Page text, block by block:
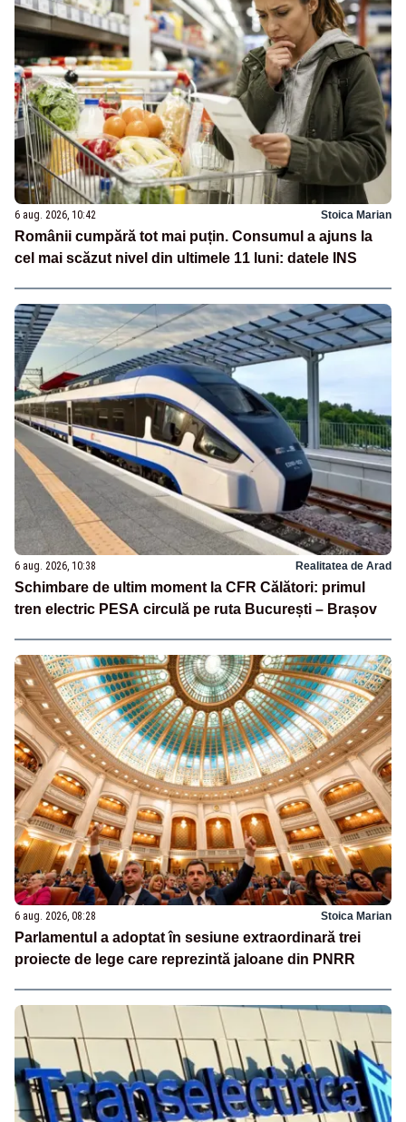
6 aug. 2026, 10:42 Stoica Marian
Românii cumpără tot mai puțin. Consumul a ajuns la
cel mai scăzut nivel din ultimele 11 luni: datele INS
6 aug. 2026, 10:38 Realitatea de Arad
Schimbare de ultim moment la CFR Călători: primul
tren electric PESA circulă pe ruta București – Brașov
6 aug. 2026, 08:28 Stoica Marian
Parlamentul a adoptat în sesiune extraordinară trei
proiecte de lege care reprezintă jaloane din PNRR